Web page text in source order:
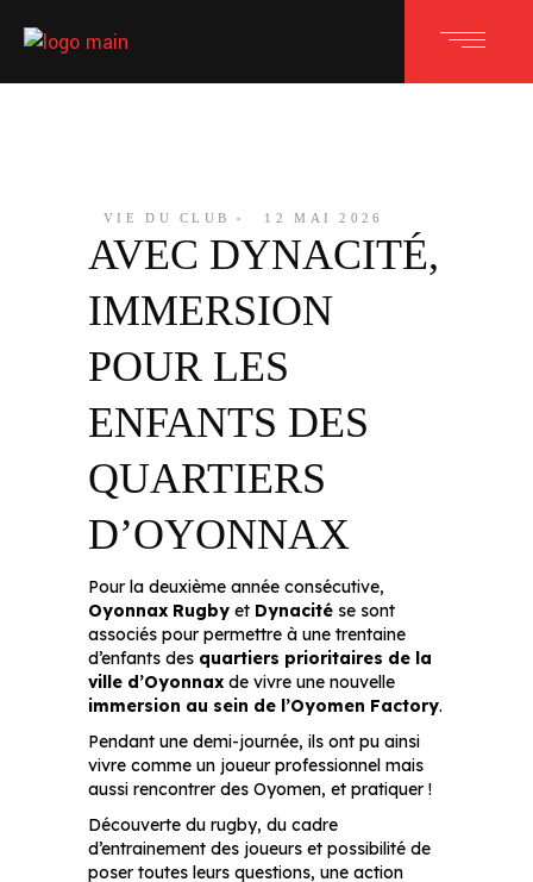
VIE DU CLUB 12 MAI 2026
AVEC DYNACITÉ,
IMMERSION
POUR LES
ENFANTS DES
QUARTIERS
D’OYONNAX
Pour la deuxième année consécutive,
Oyonnax Rugby et Dynacité se sont
associés pour permettre à une trentaine
d’enfants des quartiers prioritaires de la
ville d’Oyonnax de vivre une nouvelle
immersion au sein de l’Oyomen Factory.
Pendant une demi-journée, ils ont pu ainsi
vivre comme un joueur professionnel mais
aussi rencontrer des Oyomen, et pratiquer !
Découverte du rugby, du cadre
d’entrainement des joueurs et possibilité de
poser toutes leurs questions, une action